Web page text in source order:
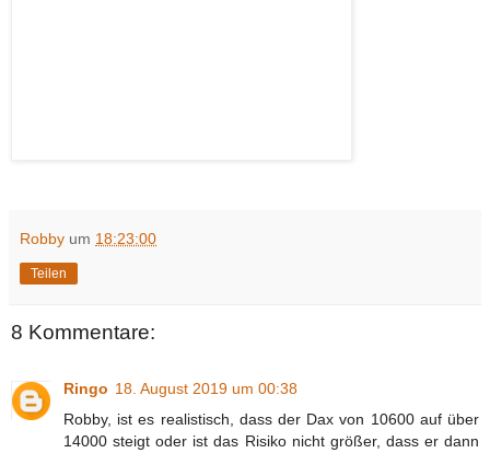
Robby um 18:23:00
Teilen
8 Kommentare:
Ringo 18. August 2019 um 00:38
Robby, ist es realistisch, dass der Dax von 10600 auf über
14000 steigt oder ist das Risiko nicht größer, dass er dann